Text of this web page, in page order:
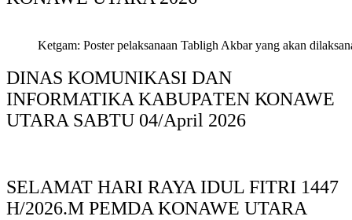
Ketgam: Poster pelaksanaan Tabligh Akbar yang akan
DINAS KOMUNIKASI DAN
INFORMATIKA KABUPAΤΕΝ ΚΟNAWE
UTARA SABTU 04/April 2026
SELAMAT HARI RAYA IDUL FITRI 1447
H/2026.M PEMDA KONAWE UTARA